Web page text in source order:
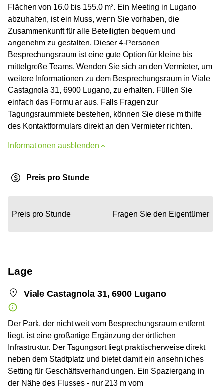
Flächen von 16.0 bis 155.0 m². Ein Meeting in Lugano
abzuhalten, ist ein Muss, wenn Sie vorhaben, die
Zusammenkunft für alle Beteiligten bequem und
angenehm zu gestalten. Dieser 4-Personen
Besprechungsraum ist eine gute Option für kleine bis
mittelgroße Teams. Wenden Sie sich an den Vermieter, um
weitere Informationen zu dem Besprechungsraum in Viale
Castagnola 31, 6900 Lugano, zu erhalten. Füllen Sie
einfach das Formular aus. Falls Fragen zur
Tagungsraummiete bestehen, können Sie diese mithilfe
des Kontaktformulars direkt an den Vermieter richten.
Informationen ausblenden
Preis pro Stunde
Preis pro Stunde Fragen Sie den Eigentümer
Lage
Viale Castagnola 31, 6900 Lugano
Der Park, der nicht weit vom Besprechungsraum entfernt
liegt, ist eine großartige Ergänzung der örtlichen
Infrastruktur. Der Tagungsort liegt praktischerweise direkt
neben dem Stadtplatz und bietet damit ein ansehnliches
Setting für Geschäftsverhandlungen. Ein Spaziergang in
der Nähe des Flusses - nur 213 m vom